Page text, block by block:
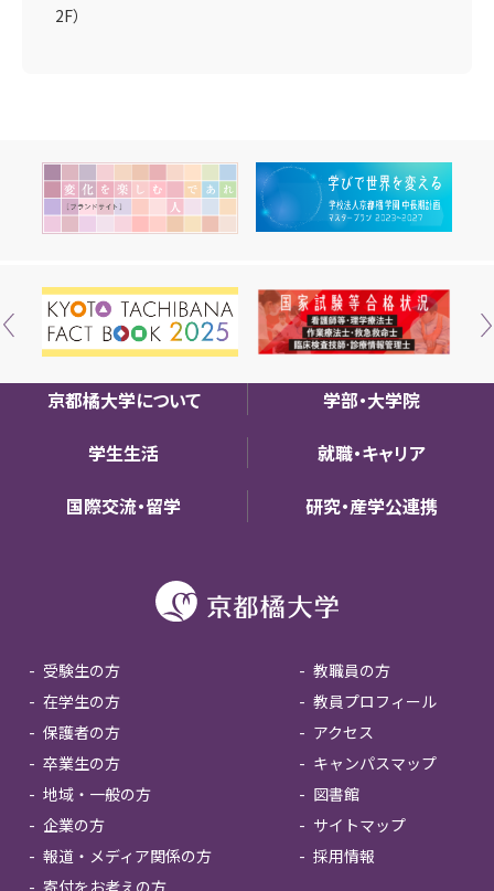
2F）
京都橘大学について 学部・大学院
学生生活 就職・キャリア
国際交流・留学 研究・産学公連携
受験生の方
在学生の方
保護者の方
卒業生の方
地域・一般の方
企業の方
報道・メディア関係の方
教職員の方
教員プロフィール
アクセス
キャンパスマップ
図書館
サイトマップ
採用情報